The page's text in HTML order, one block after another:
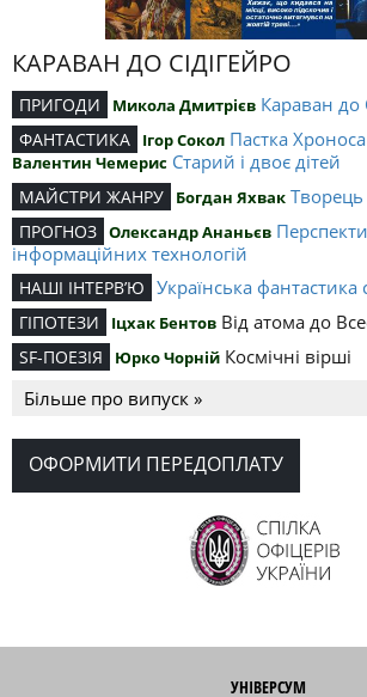
КАРАВАН ДО СІДІГЕЙРО
ПРИГОДИ Микола Дмитрієв Караван до
ФАНТАСТИКА Ігор Сокол Пастка Хроноса
Валентин Чемерис Старий і двоє дітей
МАЙСТРИ ЖАНРУ Богдан Яхвак Творець
ПРОГНОЗ Олександр Ананьєв
інформаційних технологій
НАШІ ІНТЕРВ’Ю Українська фантастика
ГІПОТЕЗИ Іцхак Бентов Від атома до
SF-ПОЕЗІЯ Юрко Чорній Космічні вірші
Більше про випуск »
ОФОРМИТИ ПЕРЕДОПЛАТУ
УНІВЕРСУМ